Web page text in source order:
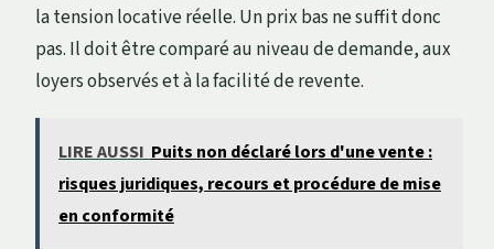
la tension locative réelle. Un prix bas ne suffit donc
pas. Il doit être comparé au niveau de demande, aux
loyers observés et à la facilité de revente.
LIRE AUSSI Puits non déclaré lors d'une vente :
risques juridiques, recours et procédure de mise
en conformité